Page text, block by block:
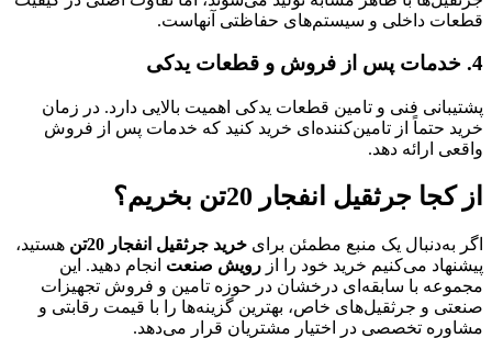
قطعات داخلی و سیستم‌های حفاظتی آنهاست.
4. خدمات پس از فروش و قطعات یدکی
پشتیبانی فنی و تامین قطعات یدکی اهمیت بالایی دارد. در زمان
خرید حتماً از تامین‌کننده‌ای خرید کنید که خدمات پس از فروش
واقعی ارائه دهد.
از کجا جرثقیل انفجار 20تن بخریم؟
اگر به‌دنبال یک منبع مطمئن برای خرید جرثقیل انفجار 20تن
هستید،
پیشنهاد می‌کنیم خرید خود را از رویش صنعت انجام دهید. این
مجموعه با سابقه‌ای درخشان در حوزه تامین و فروش تجهیزات
صنعتی و جرثقیل‌های خاص، بهترین گزینه‌ها را با قیمت رقابتی و
مشاوره تخصصی در اختیار مشتریان قرار می‌دهد.